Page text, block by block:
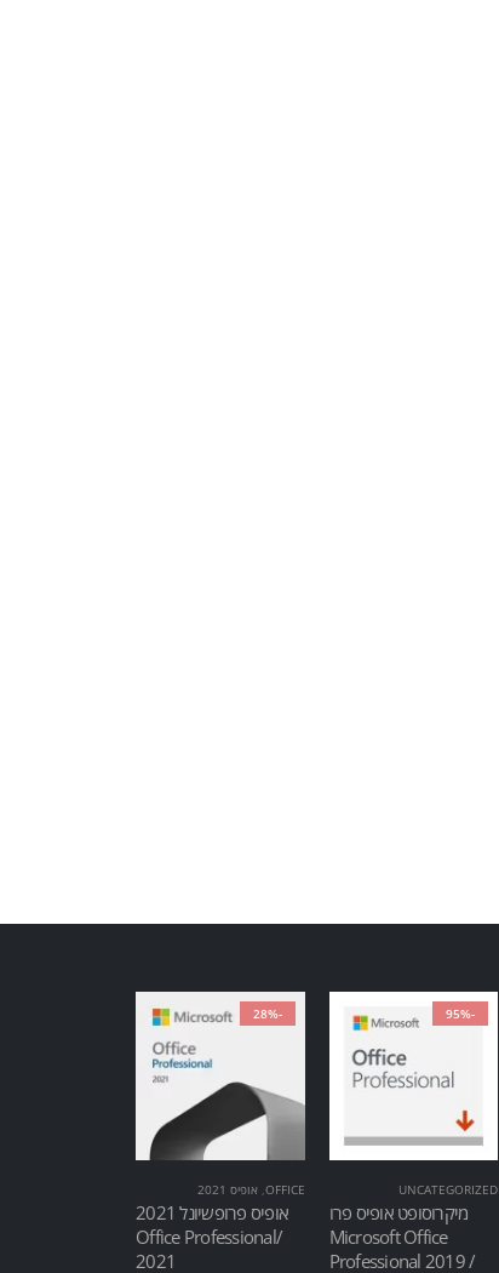
-95%
UNCATEGORIZED
מיקרוסופט אופיס פרו
Microsoft Office
Professional 2019 /
-28%
OFFICE
, אופיס 2021
אופיס פרופשיונל 2021
/Office Professional
2021